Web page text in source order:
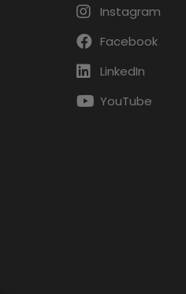
Instagram
Facebook
LinkedIn
YouTube